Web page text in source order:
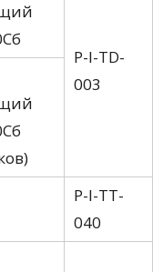
P-I-TD-
003
P-I-TT-
040